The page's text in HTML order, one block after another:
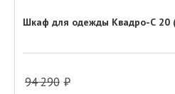
Шкаф для одежды Квадро-С 20
94 290